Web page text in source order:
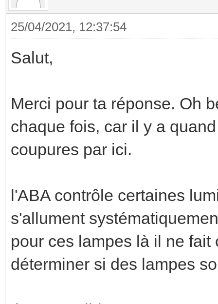
25/04/2021, 12:37:54
Salut,
Merci pour ta réponse. Oh
chaque fois, car il y a
coupures par ici.
l'ABA contrôle certaines
s'allument
pour ces lampes là il ne
déterminer si des lampes